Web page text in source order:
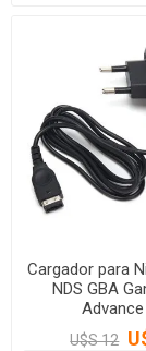
Cargador para
NDS GBA
Advance
U$S 12